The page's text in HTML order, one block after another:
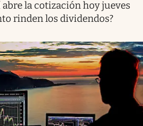
abre la cotización hoy jueves
rinden los dividendos?